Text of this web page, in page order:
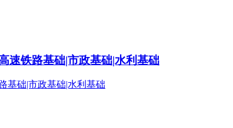
速铁路基础|市政基础|水利基础